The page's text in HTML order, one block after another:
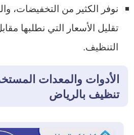
نوفر الكثير من التخفيضات،
تقليل الأسعار التي نطلبها
التنظيف.
الأدوات والمعدات
تنظيف بالرياض